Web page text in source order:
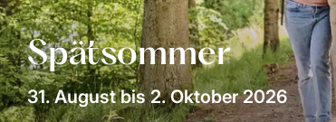
Spätsommer
31. August bis 2. Oktober 2026